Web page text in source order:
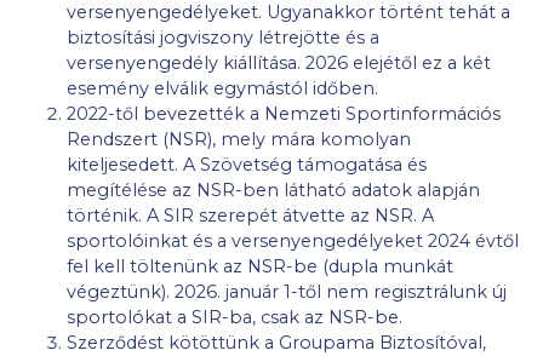
versenyengedélyeket. Ugyanakkor történt tehát a
biztosítási jogviszony létrejötte és a
versenyengedély kiállítása. 2026 elejétől ez a két
esemény elválik egymástól időben.
2022-től bevezették a Nemzeti Sportinformációs
Rendszert (NSR), mely mára komolyan
kiteljesedett. A Szövetség támogatása és
megítélése az NSR-ben látható adatok alapján
történik. A SIR szerepét átvette az NSR. A
sportolóinkat és a versenyengedélyeket 2024 évtől
fel kell töltenünk az NSR-be (dupla munkát
végeztünk). 2026. január 1-től nem regisztrálunk új
sportolókat a SIR-ba, csak az NSR-be.
Szerződést kötöttünk a Groupama Biztosítóval,